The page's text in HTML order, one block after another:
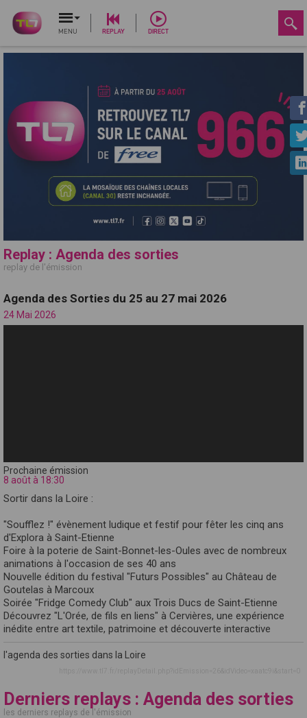
MENU REPLAY DIRECT
Replay : Agenda des sorties
replay de l'émission
Agenda des Sorties du 25 au 27 mai 2026
24 Mai 2026
Prochaine émission
8 août à 18:30
Sortir dans la Loire :
"Soufflez !" évènement ludique et festif pour fêter les cinq ans
d'Explora à Saint-Etienne
Foire à la poterie de Saint-Bonnet-les-Oules avec de nombreux
animations à l'occasion de ses 40 ans
Nouvelle édition du festival "Futurs Possibles" au Château de
Goutelas à Marcoux
Soirée "Fridge Comedy Club" aux Trois Ducs de Saint-Etienne
Découvrez "L'Orée, de fils en liens" à Cervières, une expérience
inédite entre art textile, patrimoine et découverte interactive
l'agenda des sorties dans la Loire
Derniers replays : Agenda des sorties
les derniers replays de l'émission